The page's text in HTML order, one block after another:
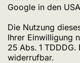
Google in den
Die Nutzung
Ihrer Einwilligung
25 Abs. 1
widerrufbar.